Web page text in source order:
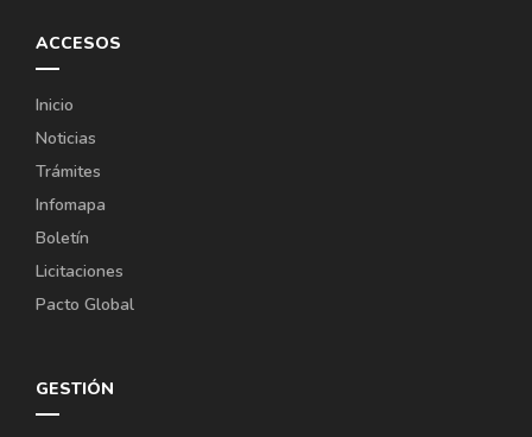
ACCESOS
Inicio
Noticias
Trámites
Infomapa
Boletín
Licitaciones
Pacto Global
GESTIÓN